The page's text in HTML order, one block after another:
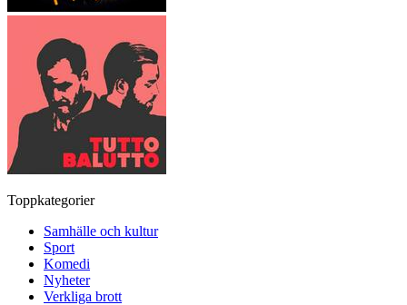
Toppkategorier
Samhälle och kultur
Sport
Komedi
Nyheter
Verkliga brott